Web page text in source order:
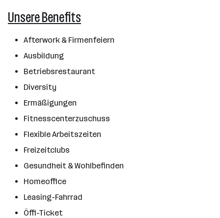
Unsere Benefits
Afterwork & Firmenfeiern
Ausbildung
Betriebsrestaurant
Diversity
Ermäßigungen
Fitnesscenterzuschuss
Flexible Arbeitszeiten
Freizeitclubs
Gesundheit & Wohlbefinden
Homeoffice
Leasing-Fahrrad
Öffi-Ticket